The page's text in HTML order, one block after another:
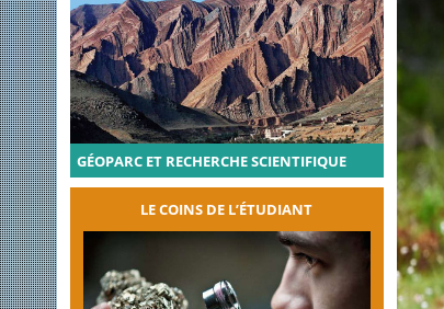
GÉOPARC ET RECHERCHE SCIENTIFIQUE
LE COINS DE L’ÉTUDIANT